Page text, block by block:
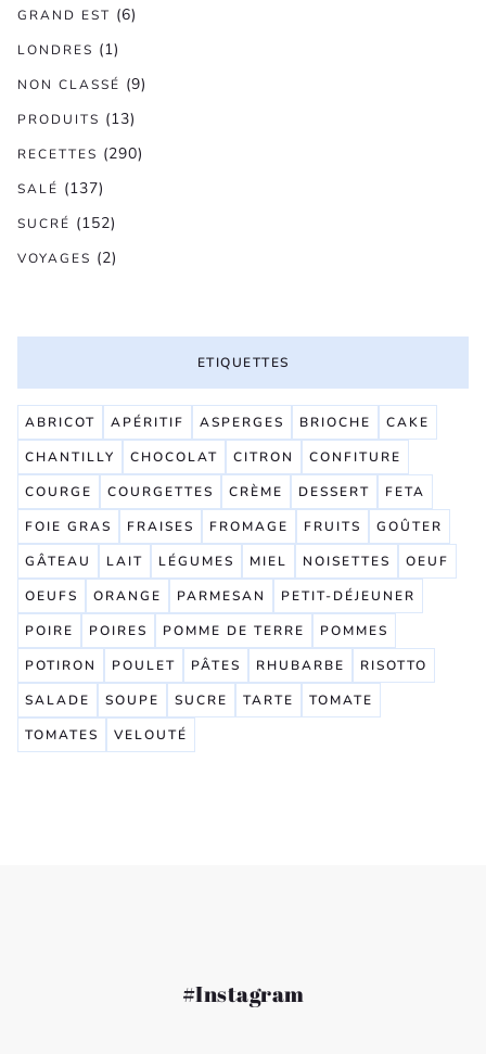
GRAND EST (6)
LONDRES (1)
NON CLASSÉ (9)
PRODUITS (13)
RECETTES (290)
SALÉ (137)
SUCRÉ (152)
VOYAGES (2)
ETIQUETTES
ABRICOT APÉRITIF ASPERGES BRIOCHE
CAKE
CHANTILLY
CHOCOLAT CITRON
CONFITURE
COURGE
COURGETTES CRÈME DESSERT
FETA
FOIE GRAS
FRAISES FROMAGE FRUITS
GOÛTER
GÂTEAU
LAIT LÉGUMES MIEL NOISETTES
OEUF
OEUFS
ORANGE PARMESAN
PETIT-DÉJEUNER
POIRE
POIRES POMME DE TERRE
POMMES
POTIRON
POULET PÂTES RHUBARBE
RISOTTO
SALADE
SOUPE SUCRE TARTE
TOMATE
TOMATES
VELOUTÉ
#Instagram